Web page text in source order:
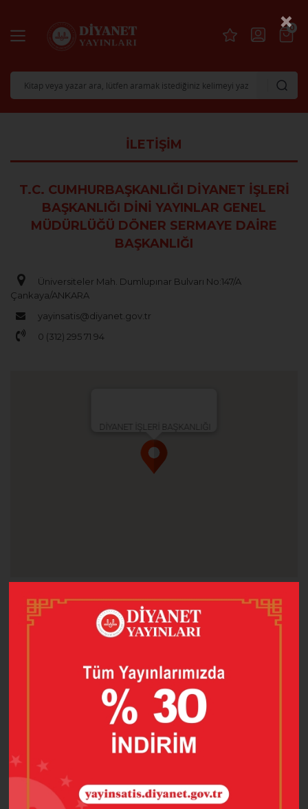
0
İLETIŞIM
T.C. CUMHURBAŞKANLIĞI DİYANET İŞLERİ
BAŞKANLIĞI DINI YAYINLAR GENEL
MÜDÜRLÜĞÜ DÖNER SERMAYE DAIRE
BAŞKANLIĞI
Üniversiteler Mah. Dumlupınar Bulvarı No:147/A
Çankaya/ANKARA
yayinsatis@diyanet.gov.tr
0 (312) 295 71 94
DİYANET İŞLERİ BAŞKANLIĞI
Adınız Soyadınız
E-Posta Adresiniz
Konu
×